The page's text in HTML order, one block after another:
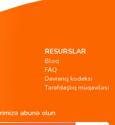
RESURSLAR
Bloq
FAQ
Davranış kodeksi
Tərəfdaşlıq müqaviləsi
abunə olun